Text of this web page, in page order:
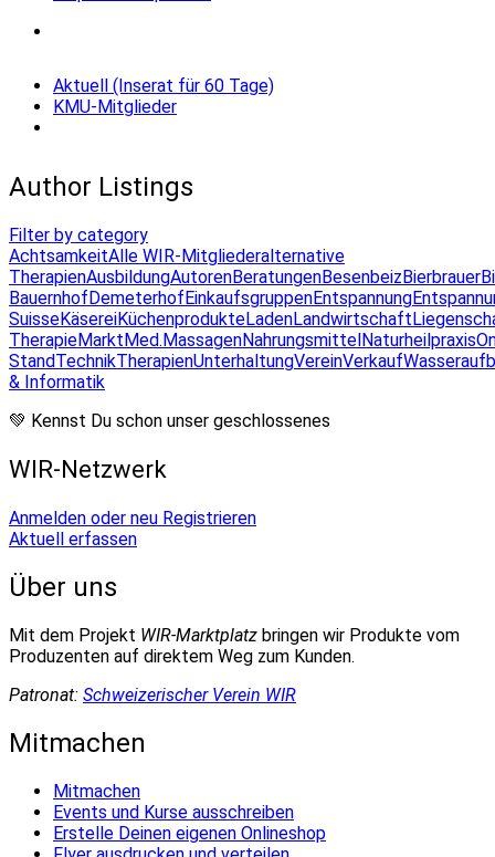
Aktuell (Inserat für 60 Tage)
KMU-Mitglieder
Author Listings
Filter by category
AchtsamkeitAlle WIR-Mitgliederalternative
TherapienAusbildungAutorenBeratungenBesenbeizBierbrauer
BauernhofDemeterhofEinkaufsgruppenEntspannung
SuisseKäsereiKüchenprodukteLadenLandwirtschaft
TherapieMarktMed.MassagenNahrungsmittelNaturheilpraxis
StandTechnikTherapienUnterhaltungVereinVerkauf
& Informatik
💚 Kennst Du schon unser geschlossenes
WIR-Netzwerk
Anmelden oder neu Registrieren
Aktuell erfassen
Über uns
Mit dem Projekt WIR-Marktplatz bringen wir Produkte vom
Produzenten auf direktem Weg zum Kunden.
Patronat: Schweizerischer Verein WIR
Mitmachen
Mitmachen
Events und Kurse ausschreiben
Erstelle Deinen eigenen Onlineshop